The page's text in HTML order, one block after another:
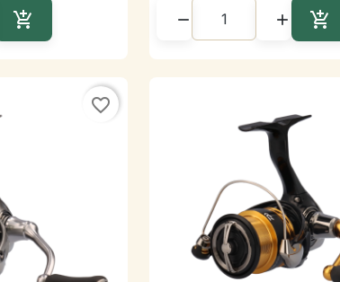

Ajouter au panier
  
favorite_border